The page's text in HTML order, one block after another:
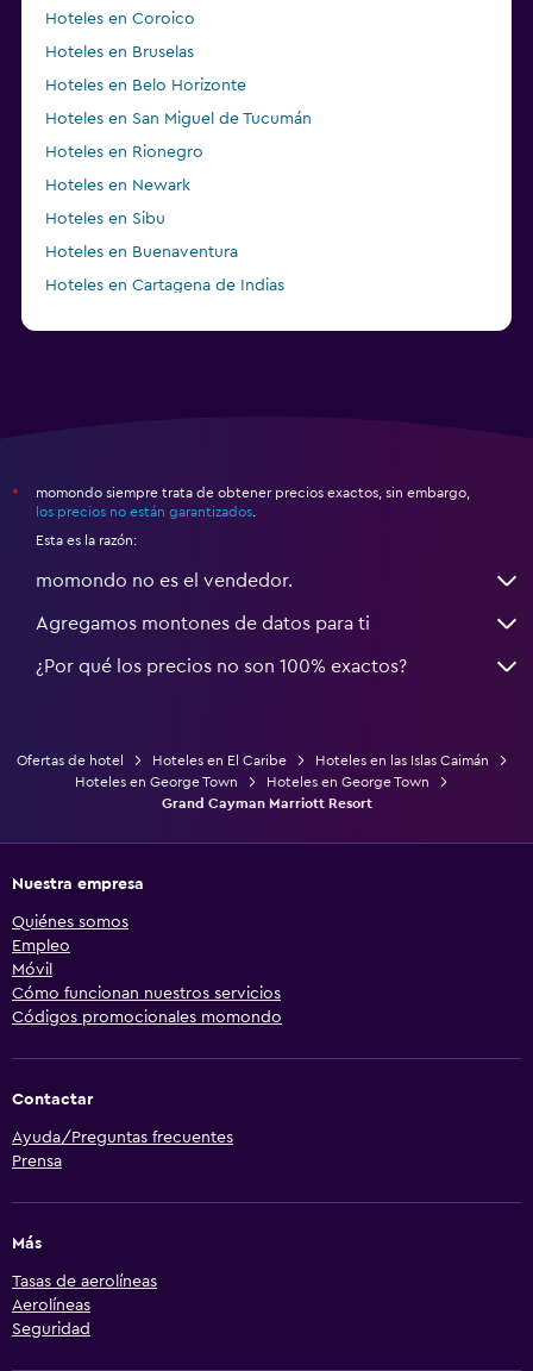
Hoteles en Coroico
Hoteles en Bruselas
Hoteles en Belo Horizonte
Hoteles en San Miguel de Tucumán
Hoteles en Rionegro
Hoteles en Newark
Hoteles en Sibu
Hoteles en Buenaventura
Hoteles en Cartagena de Indias
*
momondo siempre trata de obtener precios exactos, sin embargo,
los precios no están garantizados
Esta es la razón:
momondo no es el vendedor.
Agregamos montones de datos para ti
¿Por qué los precios no son 100% exactos?
Ofertas de hotel Hoteles en El Caribe
Hoteles en las Islas Caimán
Hoteles en George Town
Hoteles en George Town
Grand Cayman Marriott Resort
Nuestra empresa
Quiénes somos
Empleo
Móvil
Cómo funcionan nuestros servicios
Códigos promocionales momondo
Contactar
Ayuda/Preguntas frecuentes
Prensa
Más
Tasas de aerolíneas
Aerolíneas
Seguridad